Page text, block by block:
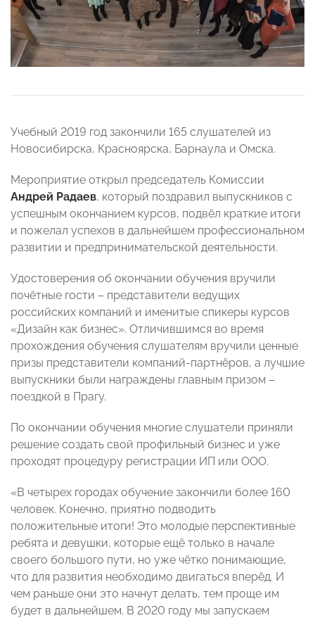
Учебный 2019 год закончили 165 слушателей из
Новосибирска, Красноярска, Барнаула и Омска.
Мероприятие открыл председатель Комиссии
Андрей Радаев, который поздравил выпускников с
успешным окончанием курсов, подвёл краткие итоги
и пожелал успехов в дальнейшем профессиональном
развитии и предпринимательской деятельности.
Удостоверения об окончании обучения вручили
почётные гости – представители ведущих
российских компаний и именитые спикеры курсов
«Дизайн как бизнес». Отличившимся во время
прохождения обучения слушателям вручили ценные
призы представители компаний-партнёров, а лучшие
выпускники были награждены главным призом –
поездкой в Прагу.
По окончании обучения многие слушатели приняли
решение создать свой профильный бизнес и уже
проходят процедуру регистрации ИП или ООО.
«В четырех городах обучение закончили более 160
человек. Конечно, приятно подводить
положительные итоги! Это молодые перспективные
ребята и девушки, которые ещё только в начале
своего большого пути, но уже чётко понимающие,
что для развития необходимо двигаться вперёд. И
чем раньше они это начнут делать, тем проще им
будет в дальнейшем. В 2020 году мы запускаем